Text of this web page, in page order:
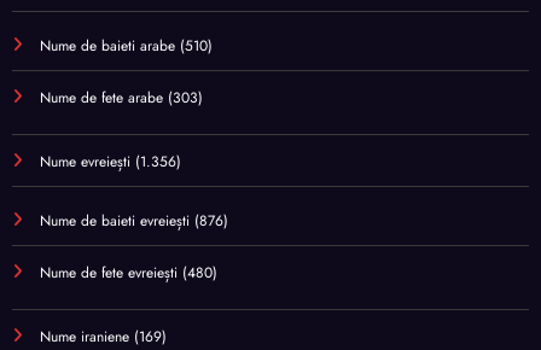
Nume de baieti arabe (510)
Nume de fete arabe (303)
Nume evreiești (1.356)
Nume de baieti evreiești (876)
Nume de fete evreiești (480)
Nume iraniene (169)